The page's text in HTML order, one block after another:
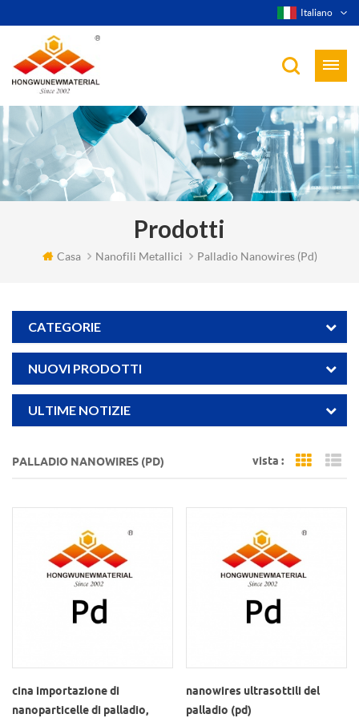
Italiano
Prodotti
Casa Nanofili Metallici Palladio Nanowires (pd)
CATEGORIE
NUOVI PRODOTTI
ULTIME NOTIZIE
PALLADIO NANOWIRES (PD) vista : Grid
cina importazione di
nanoparticelle di palladio,
nanowires ultrasottili del
palladio (pd)